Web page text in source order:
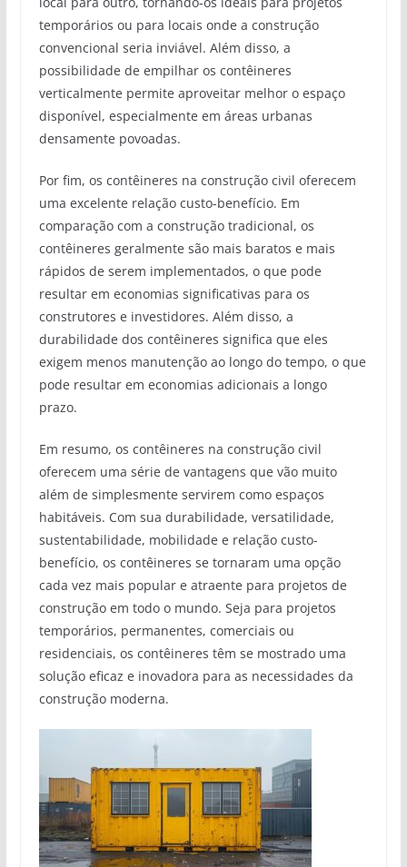
temporários ou para locais onde a construção
convencional seria inviável. Além disso, a
possibilidade de empilhar os contêineres
verticalmente permite aproveitar melhor o espaço
disponível, especialmente em áreas urbanas
densamente povoadas.
Por fim, os contêineres na construção civil oferecem
uma excelente relação custo-benefício. Em
comparação com a construção tradicional, os
contêineres geralmente são mais baratos e mais
rápidos de serem implementados, o que pode
resultar em economias significativas para os
construtores e investidores. Além disso, a
durabilidade dos contêineres significa que eles
exigem menos manutenção ao longo do tempo, o que
pode resultar em economias adicionais a longo
prazo.
Em resumo, os contêineres na construção civil
oferecem uma série de vantagens que vão muito
além de simplesmente servirem como espaços
habitáveis. Com sua durabilidade, versatilidade,
sustentabilidade, mobilidade e relação custo-
benefício, os contêineres se tornaram uma opção
cada vez mais popular e atraente para projetos de
construção em todo o mundo. Seja para projetos
temporários, permanentes, comerciais ou
residenciais, os contêineres têm se mostrado uma
solução eficaz e inovadora para as necessidades da
construção moderna.